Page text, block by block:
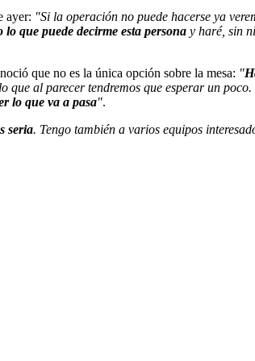
ayer: "Si la operación no puede hacerse ya
lo que puede decirme esta persona y haré, sin
que no es la única opción sobre la mesa: "
que al parecer tendremos que esperar un
lo que va a pasa".
seria. Tengo también a varios equipos